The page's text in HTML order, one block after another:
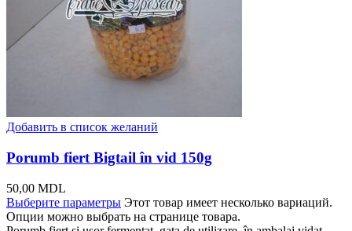
Добавить в список желаний
Porumb fiert Bigtail în vid 150g
50,00 MDL
Выберите параметры Этот товар имеет несколько вариаций.
Опции можно выбрать на странице товара.